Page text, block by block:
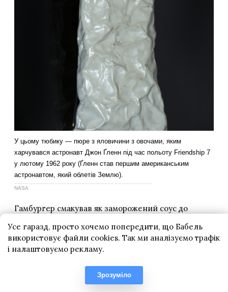
Усе гаразд, просто хочемо попередити, що Бабель
використовує файли cookies. Так ми аналізуємо трафік
і налаштовуємо рекламу.
Зрозуміло